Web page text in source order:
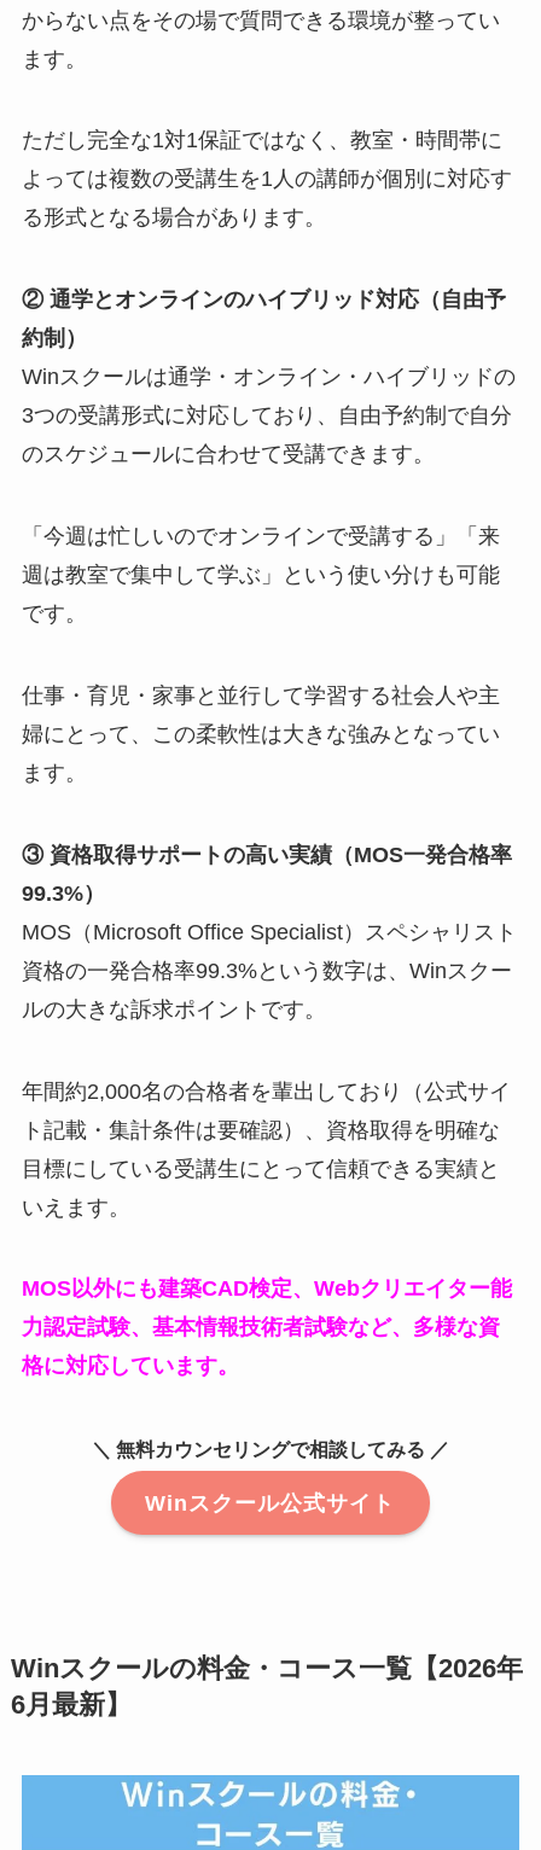
からない点をその場で質問できる環境が整ってい
ます。
ただし完全な1対1保証ではなく、教室・時間帯に
よっては複数の受講生を1人の講師が個別に対応す
る形式となる場合があります。
② 通学とオンラインのハイブリッド対応（自由予
約制）
Winスクールは通学・オンライン・ハイブリッドの
3つの受講形式に対応しており、自由予約制で自分
のスケジュールに合わせて受講できます。
「今週は忙しいのでオンラインで受講する」「来
週は教室で集中して学ぶ」という使い分けも可能
です。
仕事・育児・家事と並行して学習する社会人や主
婦にとって、この柔軟性は大きな強みとなってい
ます。
③ 資格取得サポートの高い実績（MOS一発合格率
99.3%）
MOS（Microsoft Office Specialist）スペシャリスト
資格の一発合格率99.3%という数字は、Winスクー
ルの大きな訴求ポイントです。
年間約2,000名の合格者を輩出しており（公式サイ
ト記載・集計条件は要確認）、資格取得を明確な
目標にしている受講生にとって信頼できる実績と
いえます。
MOS以外にも建築CAD検定、Webクリエイター能
力認定試験、基本情報技術者試験など、多様な資
格に対応しています。
＼ 無料カウンセリングで相談してみる ／
Winスクール公式サイト
Winスクールの料金・コース一覧【2026年
6月最新】